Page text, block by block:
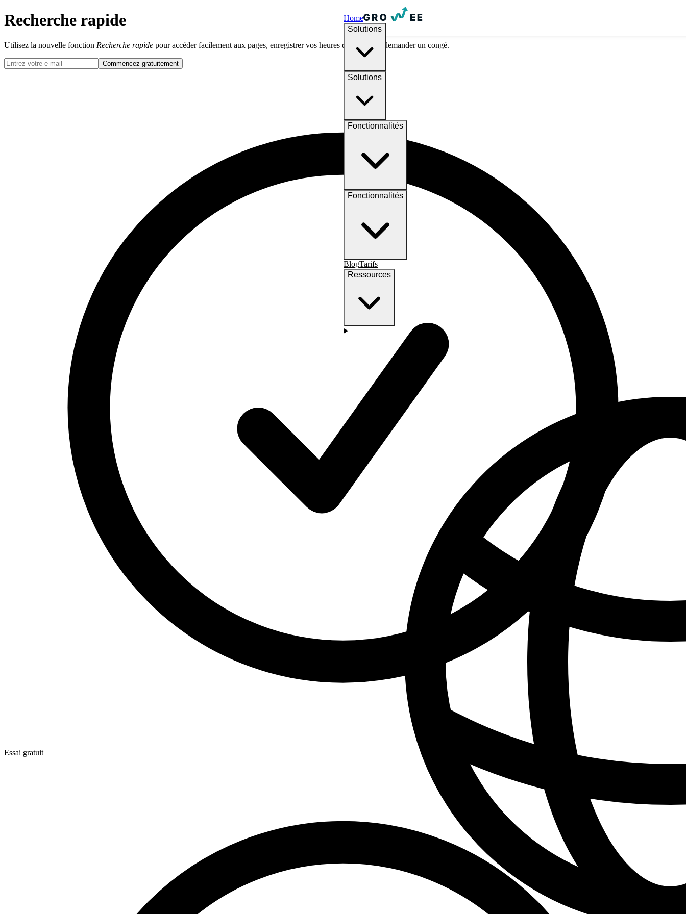
Home
Solutions
Solutions
Fonctionnalités
Fonctionnalités
BlogTarifs
Ressources
Recherche rapide
Utilisez la nouvelle fonction Recherche rapide pour accéder facilement aux pages, enregistrer vos heures de travail ou demander un congé.
Commencez gratuitement
Essai gratuit